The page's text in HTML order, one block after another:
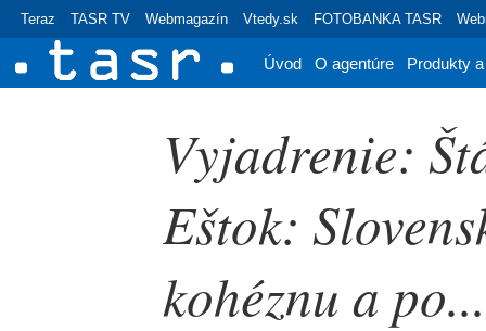
Teraz TASR TV Webmagazín Vtedy.sk FOTOBANKA TASR
Úvod O agentúre Produkty
Vyjadrenie:
Eštok:
kohéznu a po...